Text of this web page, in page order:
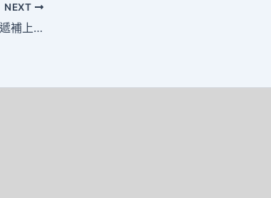
NEXT
114學年度學生宿舍第10次已遞補上宿舍名單114.9.3